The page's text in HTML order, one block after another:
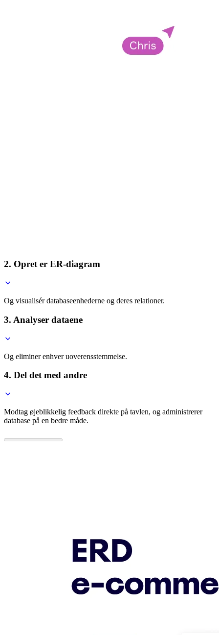
2. Opret er ER-diagram
Og visualisér databaseenhederne og deres relationer.
3. Analyser dataene
Og eliminer enhver uoverensstemmelse.
4. Del det med andre
Modtag øjeblikkelig feedback direkte på tavlen, og administrerer
database på en bedre måde.